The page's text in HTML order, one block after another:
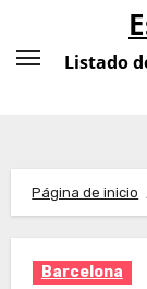
contenido
Listado
Página de inicio
Barcelona